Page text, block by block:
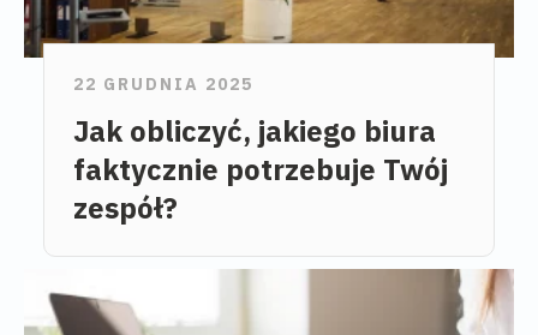
22 GRUDNIA 2025
Jak obliczyć, jakiego biura
faktycznie potrzebuje Twój
zespół?